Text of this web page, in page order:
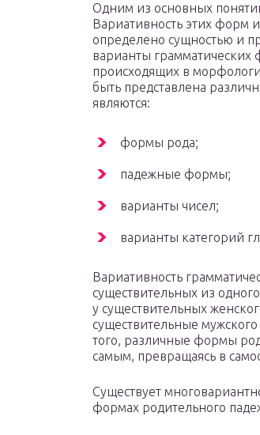
Одним из основных
Вариативность этих форм
определено сущностью и
варианты грамматических
происходящих в
быть представлена
являются:
формы рода;
падежные формы;
варианты чисел;
варианты категорий
Вариативность
существительных из
у существительных
существительные
того, различные формы
самым, превращаясь в
Существует
формах родительного